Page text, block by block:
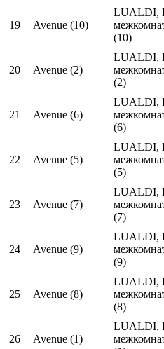
19 Avenue (10)
LUALDI,
(10)
20 Avenue (2)
LUALDI,
(2)
21 Avenue (6)
LUALDI,
(6)
22 Avenue (5)
LUALDI,
(5)
23 Avenue (7)
LUALDI,
(7)
24 Avenue (9)
LUALDI,
(9)
25 Avenue (8)
LUALDI,
(8)
26 Avenue (1)
LUALDI,